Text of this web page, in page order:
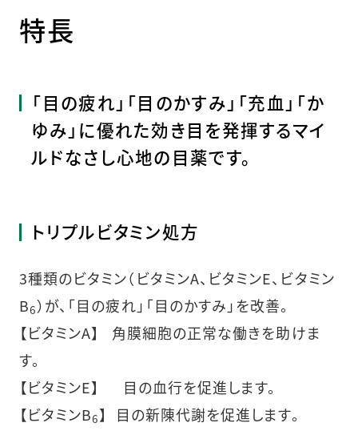
特長
「目の疲れ」「目のかすみ」「充血」「か
ゆみ」に優れた効き目を発揮するマイ
ルドなさし心地の目薬です。
トリプルビタミン処方
3種類のビタミン（ビタミンA、ビタミンE、ビタミン
B6）が、「目の疲れ」「目のかすみ」を改善。
【ビタミンA】 角膜細胞の正常な働きを助けま
す。
【ビタミンE】 目の血行を促進します。
【ビタミンB6】 目の新陳代謝を促進します。